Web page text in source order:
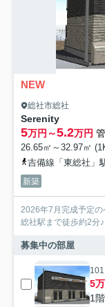
NEW
総社市総社
Serenity
5万円～5.2万円
26.65㎡～32.97㎡
吉備線「東総社」
新築
2026年7月完成予定の
総社駅まで徒歩約2分♪
募集中の部屋
101
5
1